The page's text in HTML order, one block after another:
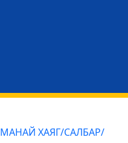
МАНАЙ ХАЯГ/САЛБАР/